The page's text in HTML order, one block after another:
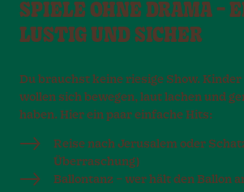
SPIELE OHNE DRAMA –
LUSTIG UND SICHER
Du brauchst keine riesige Show.
wollen sich bewegen, laut lachen und
haben. Hier ein paar einfache Hits:
Reise nach Jerusalem oder
Überraschung)
Ballontanz – wer hält den Ballon